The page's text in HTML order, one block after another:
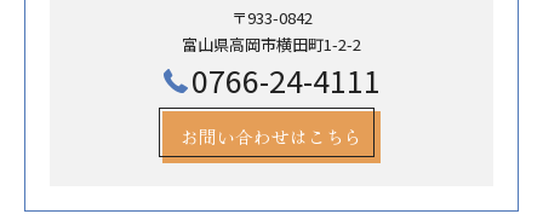
〒933-0842
富山県高岡市横田町1-2-2
0766-24-4111
お問い合わせはこちら